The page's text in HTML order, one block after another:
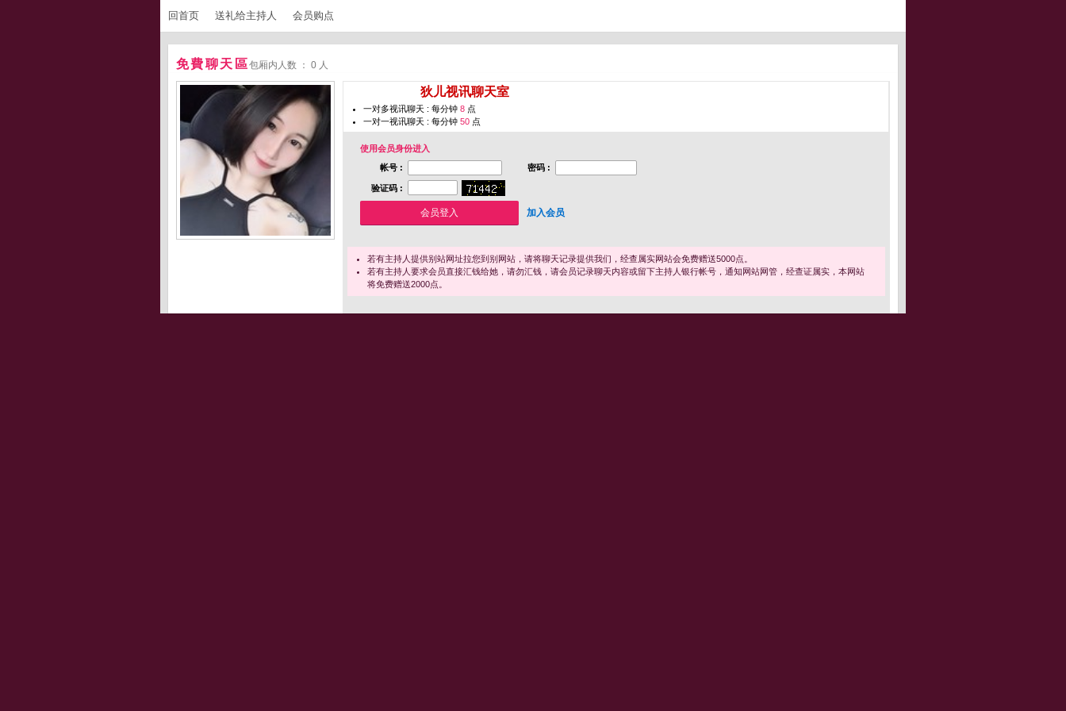
回首页 送礼给主持人 会员购点
免費聊天區包厢内人数 ： 0 人
狄儿视讯聊天室
一对多视讯聊天 : 每分钟 8 点
一对一视讯聊天 : 每分钟 50 点
使用会员身份进入
帐号 :
密码 :
验证码 :
加入会员
若有主持人提供别站网址拉您到别网站，请将聊天记录提供我们，经查属实网站会免费赠送5000点。
若有主持人要求会员直接汇钱给她，请勿汇钱，请会员记录聊天内容或留下主持人银行帐号，通知网站网管，经查证属实，本网站
将免费赠送2000点。